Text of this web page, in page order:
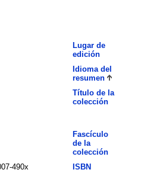
Lugar de
edición
Idioma del
resumen
Título de la
colección
Fascículo
de la
colección
490x
ISBN